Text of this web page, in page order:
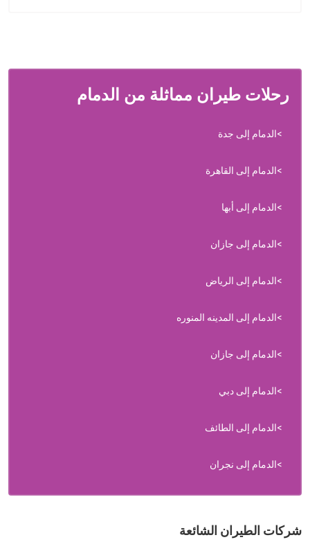
رحلات طيران مماثلة من الدمام
الدمام إلى جدة
الدمام إلى القاهرة
الدمام إلى أبها
الدمام إلى جازان
الدمام إلى الرياض
الدمام إلى المدينه المنوره
الدمام إلى جازان
الدمام إلى دبي
الدمام إلى الطائف
الدمام إلى نجران
شركات الطيران الشائعة